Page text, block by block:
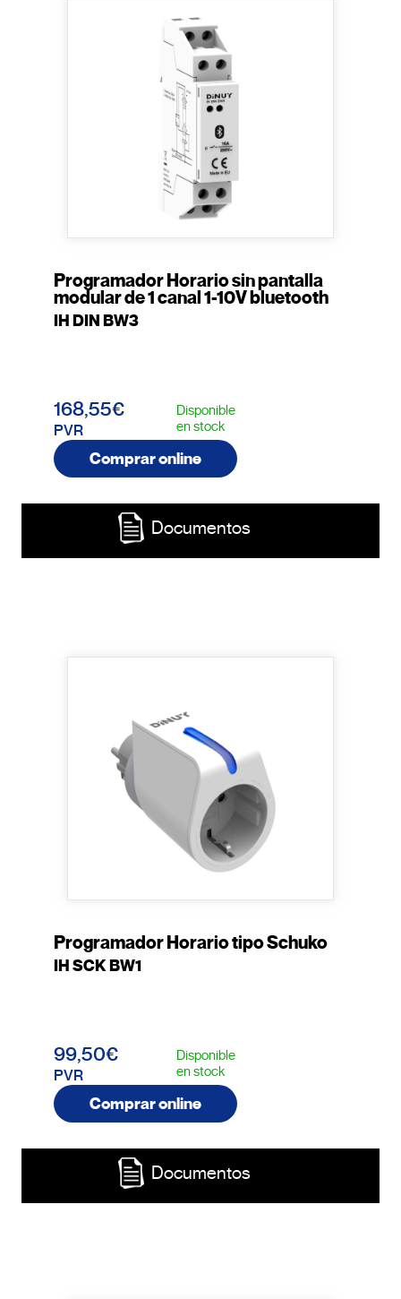
Programador Horario sin pantalla
modular de 1 canal 1-10V bluetooth
IH DIN BW3
168,55€
PVR
Disponible
en stock
Comprar online
Documentos
Programador Horario tipo Schuko
IH SCK BW1
99,50€
PVR
Disponible
en stock
Comprar online
Documentos